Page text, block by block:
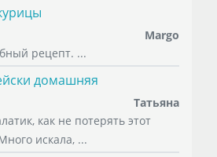
Margo
рецепт. ...
домашняя
Татьяна
как не потерять этот
искала, ...